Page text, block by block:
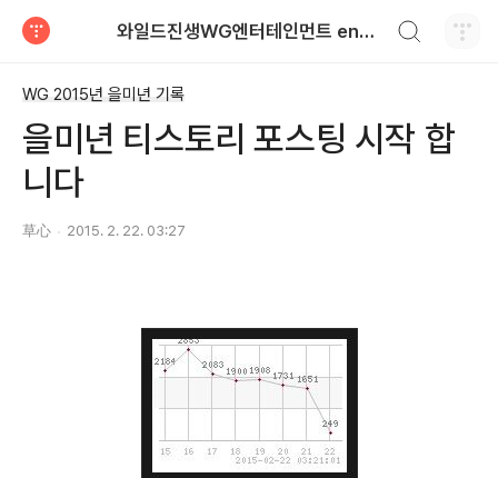
와일드진생WG엔터테인먼트 entertainment
WG 2015년 을미년 기록
을미년 티스토리 포스팅 시작 합
니다
草心 2015. 2. 22. 03:27